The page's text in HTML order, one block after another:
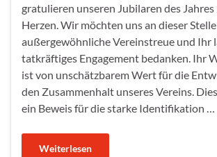
gratulieren unseren Jubilaren des
Herzen. Wir möchten uns an dieser
außergewöhnliche Vereinstreue und Ihr
tatkräftiges Engagement bedanken. Ihr
ist von unschätzbarem Wert für die
den Zusammenhalt unseres Vereins.
ein Beweis für die starke Identifikation …
Weiterlesen